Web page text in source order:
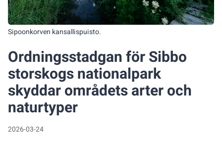
Sipoonkorven kansallispuisto.
Ordningsstadgan för Sibbo
storskogs nationalpark
skyddar områdets arter och
naturtyper
2026-03-24